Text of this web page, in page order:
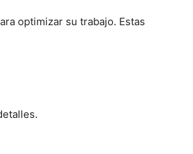
optimizar su trabajo. Estas